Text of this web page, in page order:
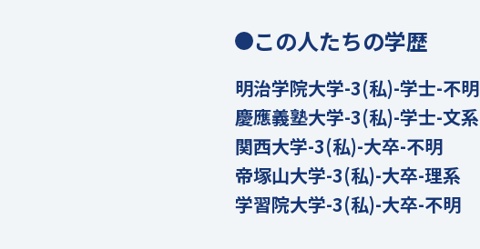
この人たちの学歴
明治学院大学-3(私)-学士-不明
慶應義塾大学-3(私)-学士-文系
関西大学-3(私)-大卒-不明
帝塚山大学-3(私)-大卒-理系
学習院大学-3(私)-大卒-不明